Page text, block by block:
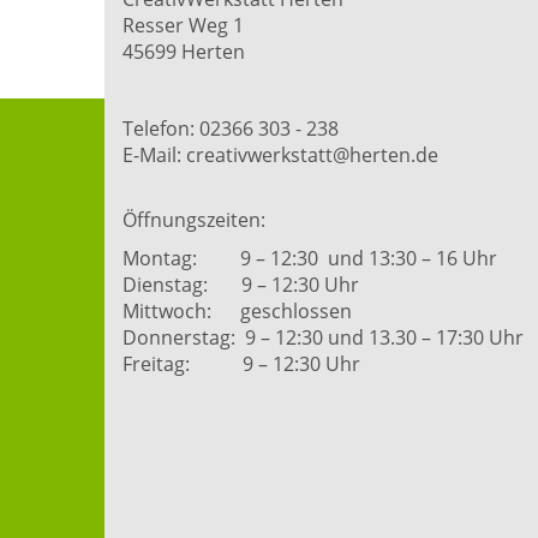
Resser Weg 1
45699 Herten
Telefon: 02366 303 - 238
E-Mail: creativwerkstatt@herten.de
Öffnungszeiten:
Montag: 9 – 12:30 und 13:30 – 16 Uhr
Dienstag: 9 – 12:30 Uhr
Mittwoch: geschlossen
Donnerstag: 9 – 12:30 und 13.30 – 17:30 Uhr
Freitag: 9 – 12:30 Uhr